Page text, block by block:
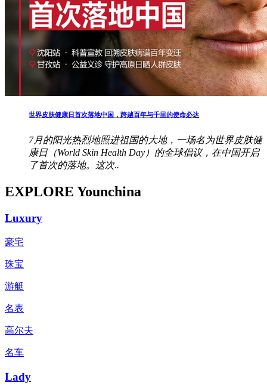
世界皮肤健康日首次落地中国，跨越百年与千里的使命必达
7月的阳光热烈地照进祖国的大地，一场名为世界皮肤健
康日（World Skin Health Day）的全球倡议，在中国开启
了首次的落地。这次..
EXPLORE Younchina
Luxury
豪宅
珠宝
游艇
名表
高尔夫
名车
Lady